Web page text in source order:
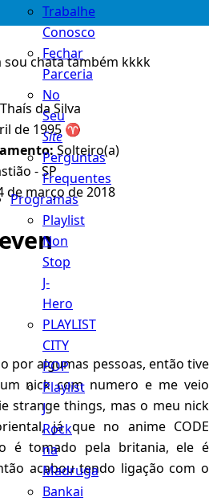
Trabalhe
Conosco
Fechar
Parceria
No
Seu
Site
Perguntas
Frequentes
Programas
Playlist
Non
Stop
J-
Hero
PLAYLIST
CITY
POP
Playlist
J
Rock
na
Madruga
Bankai
sou chata também kkkk
Thaís da Silva
de 1995 ♈️
Solteiro(a)
- SP
de março de 2018
por algumas pessoas, então tive
nick com numero e me veio
strange things, mas o meu nick
já que no anime CODE
é tomado pela britania, ele é
acabou tendo ligação com o